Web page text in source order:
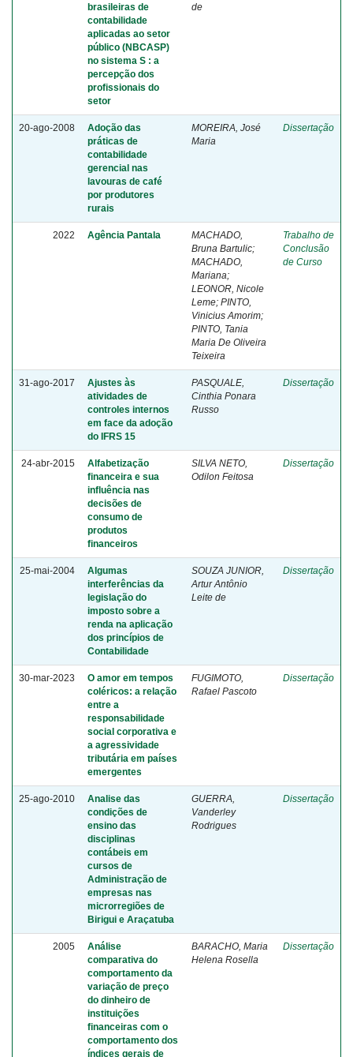
brasileiras de
contabilidade
aplicadas ao setor
público (NBCASP)
no sistema S : a
percepção dos
profissionais do
setor
de
20-ago-2008
Adoção das
práticas de
contabilidade
gerencial nas
lavouras de café
por produtores
rurais
MOREIRA, José
Maria
Dissertação
2022 Agência Pantala
MACHADO,
Bruna Bartulic;
MACHADO,
Mariana;
LEONOR, Nicole
Leme; PINTO,
Vinicius Amorim;
PINTO, Tania
Maria De Oliveira
Teixeira
Trabalho de
Conclusão
de Curso
31-ago-2017
Ajustes às
atividades de
controles internos
em face da adoção
do IFRS 15
PASQUALE,
Cinthia Ponara
Russo
Dissertação
24-abr-2015
Alfabetização
financeira e sua
influência nas
decisões de
consumo de
produtos
financeiros
SILVA NETO,
Odilon Feitosa
Dissertação
25-mai-2004
Algumas
interferências da
legislação do
imposto sobre a
renda na aplicação
dos princípios de
Contabilidade
SOUZA JUNIOR,
Artur Antônio
Leite de
Dissertação
30-mar-2023
O amor em tempos
coléricos: a relação
entre a
responsabilidade
social corporativa e
a agressividade
tributária em países
emergentes
FUGIMOTO,
Rafael Pascoto
Dissertação
25-ago-2010
Analise das
condições de
ensino das
disciplinas
contábeis em
cursos de
Administração de
empresas nas
microrregiões de
Birigui e Araçatuba
GUERRA,
Vanderley
Rodrigues
Dissertação
2005
Análise
comparativa do
comportamento da
variação de preço
do dinheiro de
instituições
financeiras com o
comportamento dos
índices gerais de
BARACHO, Maria
Helena Rosella
Dissertação